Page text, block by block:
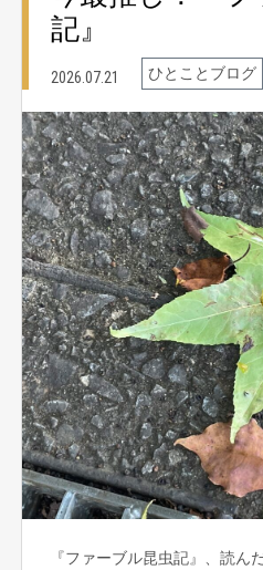
記』
2026.07.21 ひとことブログ
『ファーブル昆虫記』、読ん